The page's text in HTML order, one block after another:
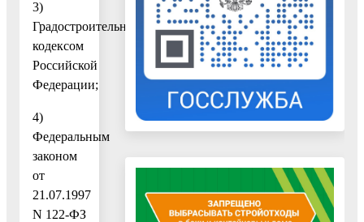
3)
Градостроительным
кодексом
Российской
Федерации;
4)
Федеральным
законом
от
21.07.1997
N 122-ФЗ